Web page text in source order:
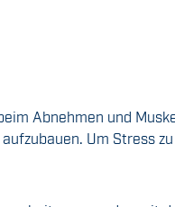
Abnehmen und
Um Stress